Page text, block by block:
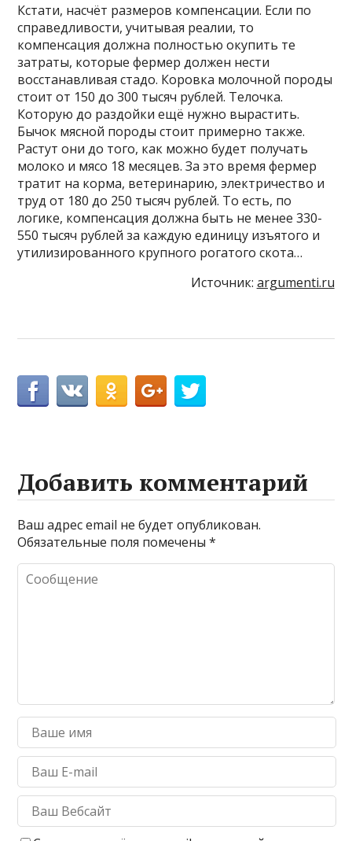
Кстати, насчёт размеров компенсации. Если по
справедливости, учитывая реалии, то
компенсация должна полностью окупить те
затраты, которые фермер должен нести
восстанавливая стадо. Коровка молочной породы
стоит от 150 до 300 тысяч рублей. Телочка.
Которую до раздойки ещё нужно вырастить.
Бычок мясной породы стоит примерно также.
Растут они до того, как можно будет получать
молоко и мясо 18 месяцев. За это время фермер
тратит на корма, ветеринарию, электричество и
труд от 180 до 250 тысяч рублей. То есть, по
логике, компенсация должна быть не менее 330-
550 тысяч рублей за каждую единицу изъятого и
утилизированного крупного рогатого скота…
Источник: argumenti.ru
Добавить комментарий
Ваш адрес email не будет опубликован.
Обязательные поля помечены*